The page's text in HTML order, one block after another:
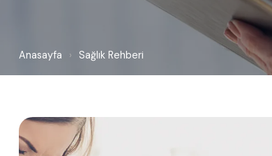
Anasayfa › Sağlık Rehberi